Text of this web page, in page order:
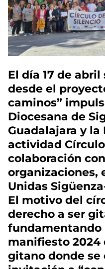
El día 17 de
desde el
caminos”
Diocesana de
Guadalajara y la
actividad
colaboración
organizaciones,
Unidas
El motivo del
derecho a ser
fundamentando
manifiesto 2024
gitano donde se